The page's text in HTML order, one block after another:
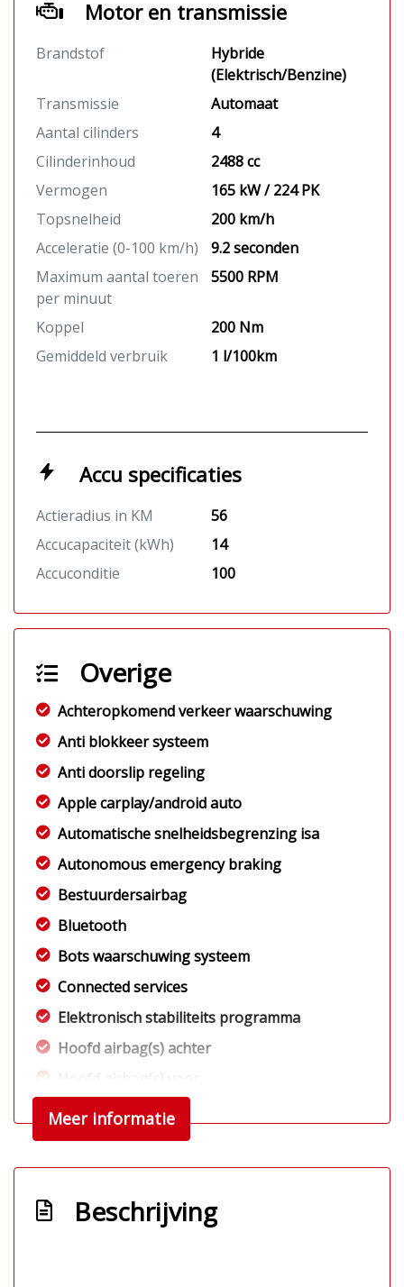
Motor en transmissie
Brandstof
Hybride
(Elektrisch/Benzine)
Transmissie
Automaat
Aantal cilinders
4
Cilinderinhoud
2488 cc
Vermogen
165 kW / 224 PK
Topsnelheid
200 km/h
Acceleratie (0-100 km/h)
9.2 seconden
Maximum aantal toeren
per minuut
5500 RPM
Koppel
200 Nm
Gemiddeld verbruik
1 l/100km
Accu specificaties
Actieradius in KM
56
Accucapaciteit (kWh)
14
Accuconditie
100
Overige
Achteropkomend verkeer waarschuwing
Anti blokkeer systeem
Anti doorslip regeling
Apple carplay/android auto
Automatische snelheidsbegrenzing isa
Autonomous emergency braking
Bestuurdersairbag
Bluetooth
Bots waarschuwing systeem
Connected services
Elektronisch stabiliteits programma
Hoofd airbag(s) achter
Keyless start
Kleur blauw
Knie airbag(s)
Multimedia scherm standaard
Oplaadmogelijkheid
Meer informatie
Beschrijving